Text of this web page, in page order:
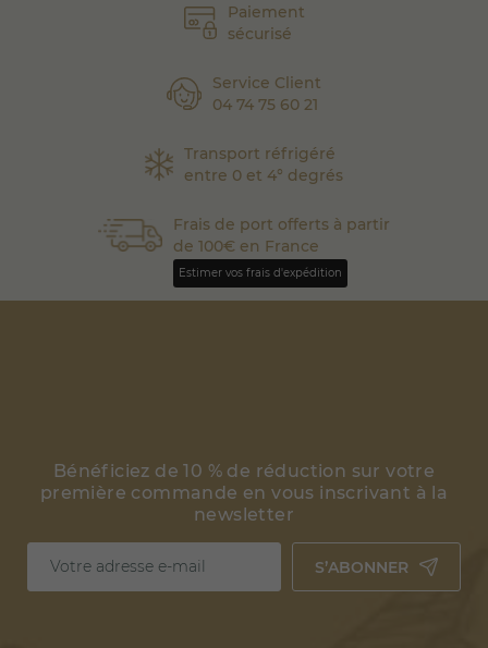
Paiement
sécurisé
Service Client
04 74 75 60 21
Transport réfrigéré
entre 0 et 4° degrés
Frais de port offerts à partir
de 100€ en France
Estimer vos frais d'expédition
Bénéficiez de 10 % de réduction sur votre
première commande en vous inscrivant à la
newsletter
S’ABONNER